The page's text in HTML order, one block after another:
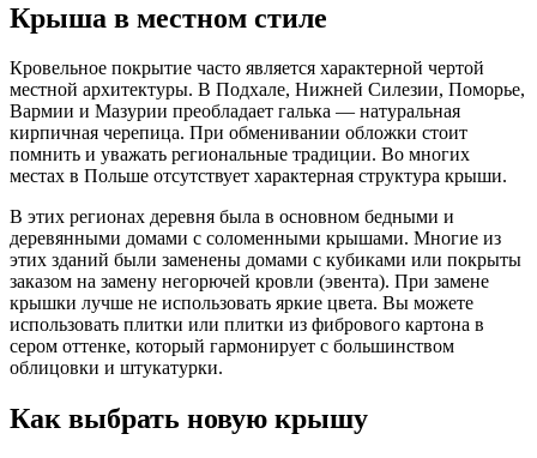
Крыша в местном стиле
Кровельное покрытие часто является характерной чертой
местной архитектуры. В Подхале, Нижней Силезии, Поморье,
Вармии и Мазурии преобладает галька — натуральная
кирпичная черепица. При обменивании обложки стоит
помнить и уважать региональные традиции. Во многих
местах в Польше отсутствует характерная структура крыши.
В этих регионах деревня была в основном бедными и
деревянными домами с соломенными крышами. Многие из
этих зданий были заменены домами с кубиками или покрыты
заказом на замену негорючей кровли (эвента). При замене
крышки лучше не использовать яркие цвета. Вы можете
использовать плитки или плитки из фибрового картона в
сером оттенке, который гармонирует с большинством
облицовки и штукатурки.
Как выбрать новую крышу